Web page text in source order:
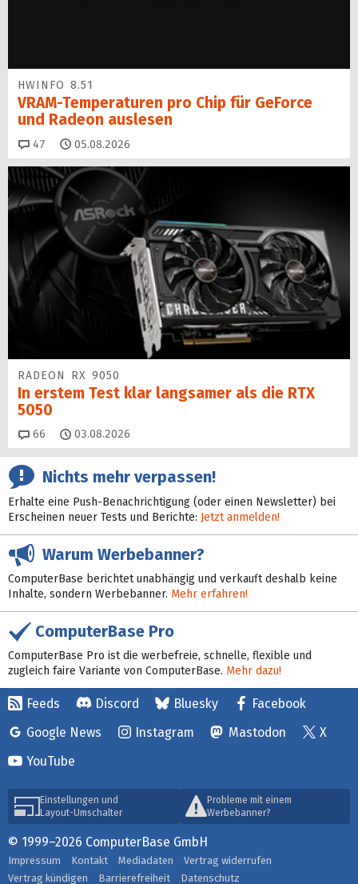
HWINFO 8.51
VRAM-Temperaturen pro Chip für GeForce
und Radeon auslesen
47 Kommentare
05.08.2026
RADEON RX 9050
In erstem Test klar langsamer als die RTX
5050
66 Kommentare
03.08.2026
Nichts mehr verpassen!
Erhalte eine Push-Benachrichtigung (oder einen Newsletter) bei
Erscheinen neuer Tests und Berichte: Jetzt anmelden!
Warum Werbebanner?
ComputerBase berichtet unabhängig und verkauft deshalb keine
Inhalte, sondern Werbebanner. Mehr erfahren!
ComputerBase Pro
ComputerBase Pro ist die werbefreie, schnelle, flexible und
zugleich faire Variante von ComputerBase. Mehr dazu!
Feeds Discord Bluesky
Facebook
Google News
Instagram Mastodon
X
YouTube
Einstellungen und
Layout-Umschalter
Probleme mit einem
Werbebanner?
© 1999–2026 ComputerBase GmbH
Impressum Kontakt Mediadaten
Vertrag widerrufen
Vertrag kündigen
Barrierefreiheit Datenschutz